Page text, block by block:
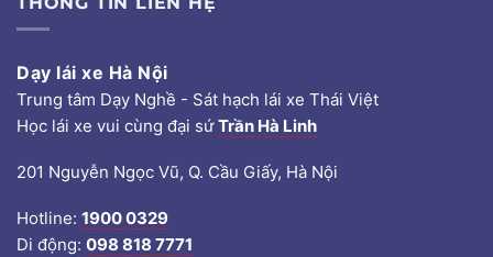
Dạy lái xe Hà Nội
Trung tâm Dạy Nghề - Sát hạch lái xe Thái Việt
Học lái xe vui cùng đại sứTrần Hà Linh
201 Nguyễn Ngọc Vũ, Q. Cầu Giấy, Hà Nội
Hotline: 1900 0329
Di động: 098 818 7771